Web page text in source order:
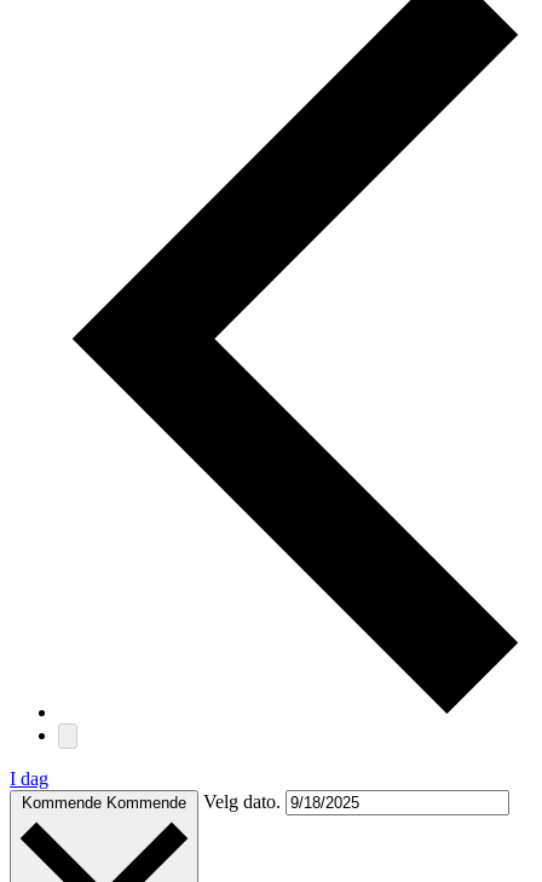
I dag
Kommende Kommende Velg dato.